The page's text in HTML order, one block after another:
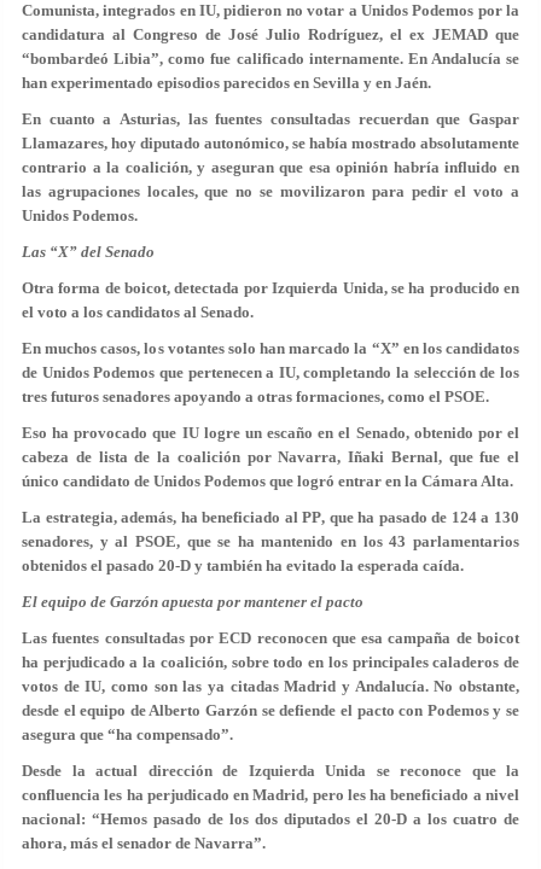
Comunista, integrados en IU, pidieron no votar a Unidos Podemos por la
candidatura al Congreso de José Julio Rodríguez, el ex JEMAD que
“bombardeó Libia”, como fue calificado internamente. En Andalucía se
han experimentado episodios parecidos en Sevilla y en Jaén.
En cuanto a Asturias, las fuentes consultadas recuerdan que Gaspar
Llamazares, hoy diputado autonómico, se había mostrado absolutamente
contrario a la coalición, y aseguran que esa opinión habría influido en
las agrupaciones locales, que no se movilizaron para pedir el voto a
Unidos Podemos.
Las “X” del Senado
Otra forma de boicot, detectada por Izquierda Unida, se ha producido en
el voto a los candidatos al Senado.
En muchos casos, los votantes solo han marcado la “X” en los candidatos
de Unidos Podemos que pertenecen a IU, completando la selección de los
tres futuros senadores apoyando a otras formaciones, como el PSOE.
Eso ha provocado que IU logre un escaño en el Senado, obtenido por el
cabeza de lista de la coalición por Navarra, Iñaki Bernal, que fue el
único candidato de Unidos Podemos que logró entrar en la Cámara Alta.
La estrategia, además, ha beneficiado al PP, que ha pasado de 124 a 130
senadores, y al PSOE, que se ha mantenido en los 43 parlamentarios
obtenidos el pasado 20-D y también ha evitado la esperada caída.
El equipo de Garzón apuesta por mantener el pacto
Las fuentes consultadas por ECD reconocen que esa campaña de boicot
ha perjudicado a la coalición, sobre todo en los principales caladeros de
votos de IU, como son las ya citadas Madrid y Andalucía. No obstante,
desde el equipo de Alberto Garzón se defiende el pacto con Podemos y se
asegura que “ha compensado”.
Desde la actual dirección de Izquierda Unida se reconoce que la
confluencia les ha perjudicado en Madrid, pero les ha beneficiado a nivel
nacional: “Hemos pasado de los dos diputados el 20-D a los cuatro de
ahora, más el senador de Navarra”.